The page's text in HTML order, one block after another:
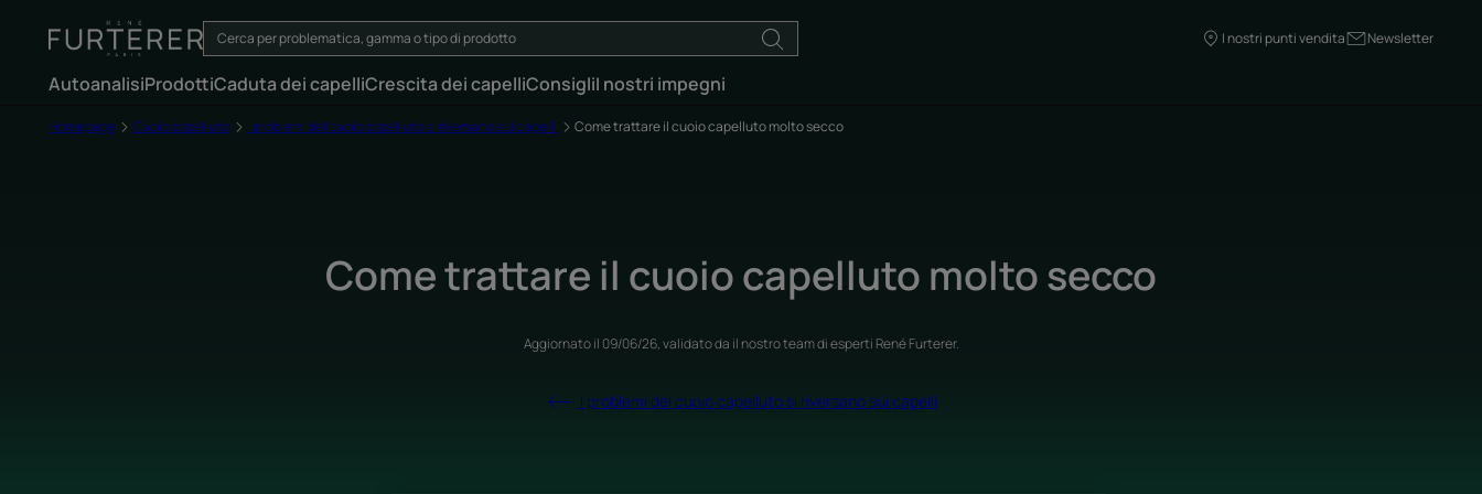
I nostri punti vendita Newsletter
AutoanalisiProdottiCaduta dei capelliCrescita dei capelliConsigliI nostri impegni
Homepage Cuoio capelluto I problemi del cuoio capelluto si riversano sui capelli Come trattare il cuoio capelluto molto secco
Come trattare il cuoio capelluto molto secco
Aggiornato il 09/06/26, validato da il nostro team di esperti René Furterer.
I problemi del cuoio capelluto si riversano sui capelli